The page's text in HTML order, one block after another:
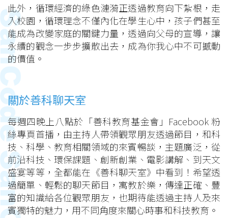
此外，循環經濟的綠色漣漪正透過教育向下紮根，走
入校園，循環理念不僅內化在學生心中，孩子們甚至
能成為改變家庭的關鍵力量，透過向父母的宣導，讓
永續的觀念一步步擴散出去，成為你我心中不可撼動
的價值。
關於善科聊天室
每週四晚上八點於「善科教育基金會」Facebook 粉
絲專頁首播，由主持人帶領觀眾朋友透過節目，和科
技、科學、教育相關領域的來賓暢談，主題廣泛，從
前沿科技、環保課題、創新創業、電影講解、到天文
盛宴等等，全都能在《善科聊天室》中看到！希望透
過簡單、輕鬆的聊天節目，寓教於樂，傳達正確、豐
富的知識給各位觀眾朋友，也期待能透過主持人及來
賓獨特的魅力，用不同角度來關心時事和科技教育。